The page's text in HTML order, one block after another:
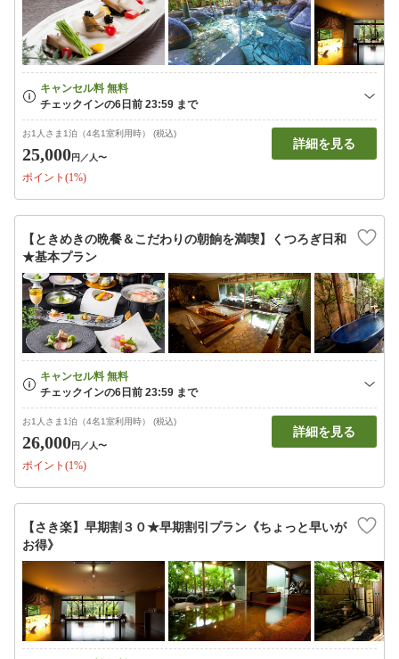
お1人さま1泊（4名1室利用時） (税込)
25,000円 ／人〜
ポイント(1%)
詳細を見る
【ときめきの晩餐＆こだわりの朝餉を満喫】くつろぎ日和
★基本プラン
お1人さま1泊（4名1室利用時） (税込)
26,000円 ／人〜
ポイント(1%)
詳細を見る
【さき楽】早期割３０★早期割引プラン《ちょっと早いが
お得》